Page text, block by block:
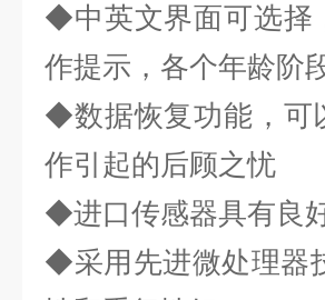
◆中英文界面可选择
作提示，各个年龄阶
◆数据恢复功能，可
作引起的后顾之忧
◆进口传感器具有良
◆采用先进微处理器